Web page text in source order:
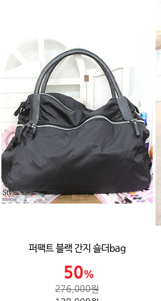
퍼팩트 블랙 간지 숄더bag
276,000원